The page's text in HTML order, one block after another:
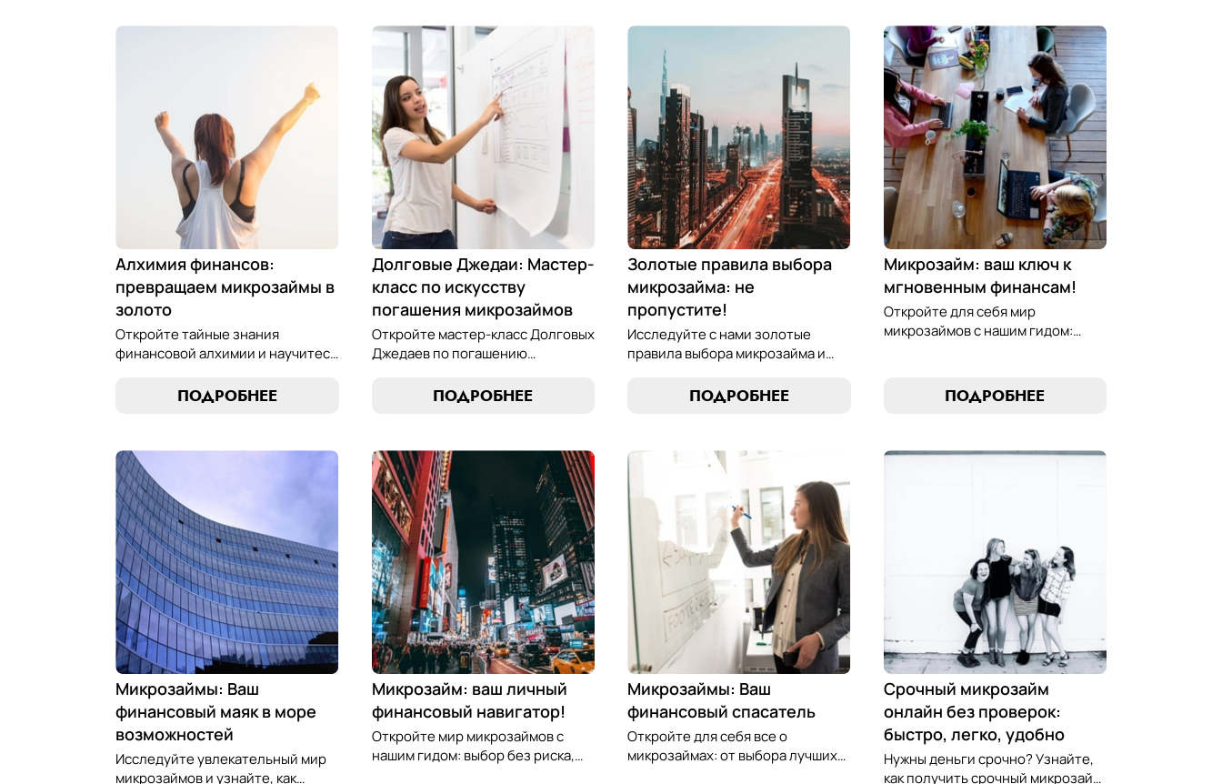
Алхимия финансов:
превращаем микрозаймы в
золото
Откройте тайные знания
финансовой алхимии и научитесь
микрозаймам в золотые
нашим практическим
руководством.
ПОДРОБНЕЕ
Долговые Джедаи: Мастер-
класс по искусству
погашения микрозаймов
Откройте мастер-класс Долговых
Джедаев по погашению
искусство финансового
финансовой гармонии, следуя
нашим проверенным стратегиям.
ПОДРОБНЕЕ
Золотые правила выбора
микрозайма: не
пропустите!
Исследуйте с нами золотые
правила выбора микрозайма и
оптимальный вариант,
финансовую безопасность. Ваш
компас в мире микрокредитов!
ПОДРОБНЕЕ
Микрозайм: ваш ключ к
мгновенным финансам!
Откройте для себя мир
микрозаймов с нашим гидом:
стратегии погашения и
обеспечить себе финансовую
ПОДРОБНЕЕ
Микрозаймы: Ваш
финансовый маяк в море
возможностей
Исследуйте увлекательный мир
микрозаймов и узнайте, как
Микрозайм: ваш личный
финансовый навигатор!
Откройте мир микрозаймов с
нашим гидом: выбор без риска,
Микрозаймы: Ваш
финансовый спасатель
Откройте для себя все о
микрозаймах: от выбора лучших
Срочный микрозайм
онлайн без проверок:
быстро, легко, удобно
Нужны деньги срочно? Узнайте,
как получить срочный микрозайм